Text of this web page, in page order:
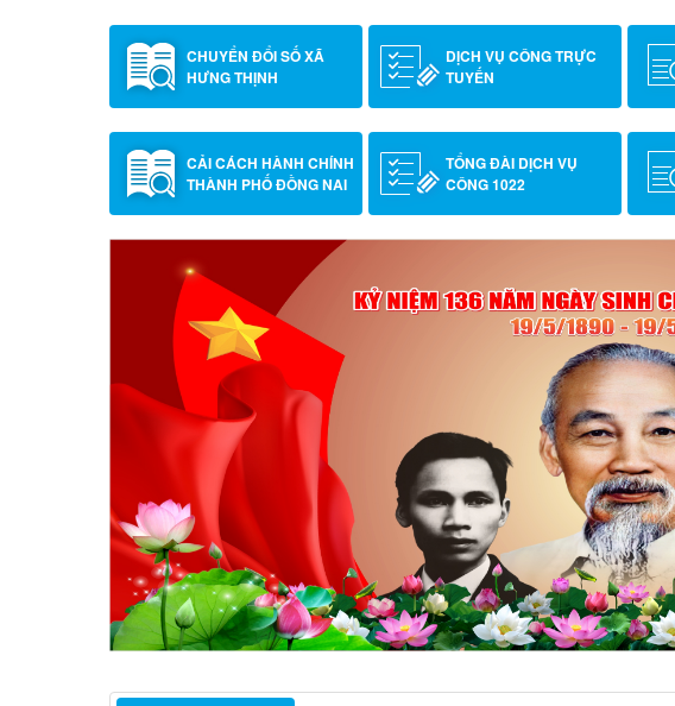
CHUYỂN ĐỔI SỐ XÃ
HƯNG THỊNH
DỊCH VỤ CÔNG TRỰC
TUYẾN
CẢI CÁCH HÀNH CHÍNH
THÀNH PHỐ ĐỒNG NAI
TỔNG ĐÀI DỊCH VỤ
CÔNG 1022